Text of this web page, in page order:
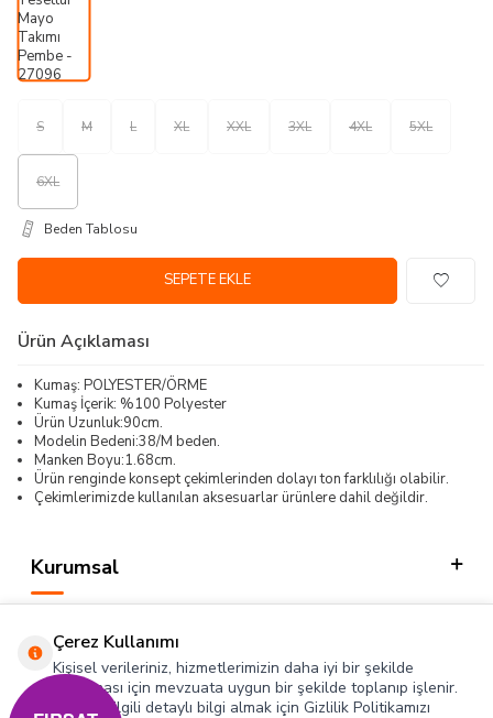
S M L XL XXL 3XL 4XL 5XL
6XL
Beden Tablosu
SEPETE EKLE
Ürün Açıklaması
Kumaş: POLYESTER/ÖRME
Kumaş İçerik: %100 Polyester
Ürün Uzunluk:90cm.
Modelin Bedeni:38/M beden.
Manken Boyu:1.68cm.
Ürün renginde konsept çekimlerinden dolayı ton farklılığı olabilir.
Çekimlerimizde kullanılan aksesuarlar ürünlere dahil değildir.
Kurumsal
Hızlı Erişim
Çerez Kullanımı
Kişisel verileriniz, hizmetlerimizin daha iyi bir şekilde
sunulması için mevzuata uygun bir şekilde toplanıp işlenir.
Konuyla ilgili detaylı bilgi almak için Gizlilik Politikamızı